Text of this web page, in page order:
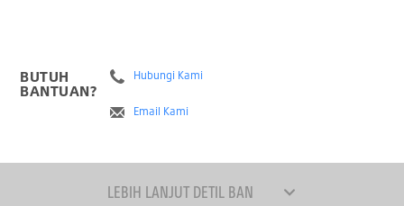
BUTUH
BANTUAN?
Hubungi Kami
Email Kami
LEBIH LANJUT DETIL BAN